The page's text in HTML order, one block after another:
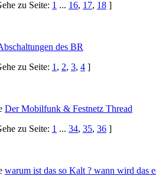
zu Seite: 1 ... 16, 17, 18 ]
des BR
zu Seite: 1 , 2, 3, 4 ]
Der Mobilfunk & Festnetz Thread
zu Seite: 1 ... 34, 35, 36 ]
warum ist das so Kalt ? wann wird das